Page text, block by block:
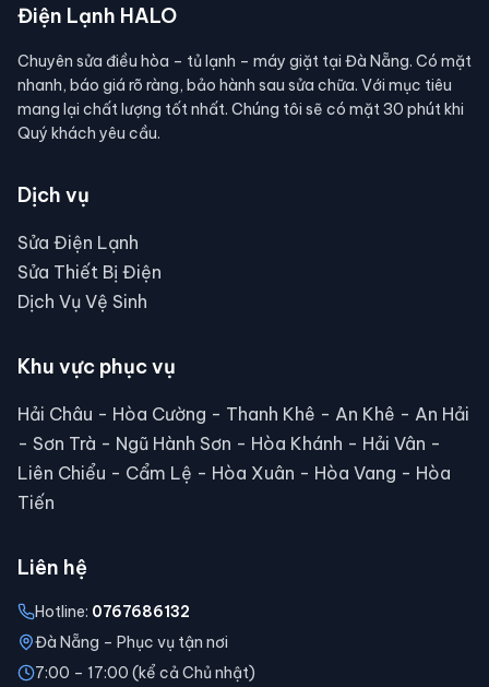
Điện Lạnh HALO
Chuyên sửa điều hòa – tủ lạnh – máy giặt tại Đà Nẵng. Có mặt
nhanh, báo giá rõ ràng, bảo hành sau sửa chữa. Với mục tiêu
mang lại chất lượng tốt nhất. Chúng tôi sẽ có mặt 30 phút khi
Quý khách yêu cầu.
Dịch vụ
Sửa Điện Lạnh
Sửa Thiết Bị Điện
Dịch Vụ Vệ Sinh
Khu vực phục vụ
Hải Châu - Hòa Cường - Thanh Khê - An Khê - An Hải
- Sơn Trà - Ngũ Hành Sơn - Hòa Khánh - Hải Vân -
Liên Chiểu - Cẩm Lệ - Hòa Xuân - Hòa Vang - Hòa
Tiến
Liên hệ
Hotline: 0767686132
Đà Nẵng – Phục vụ tận nơi
7:00 – 17:00 (kể cả Chủ nhật)